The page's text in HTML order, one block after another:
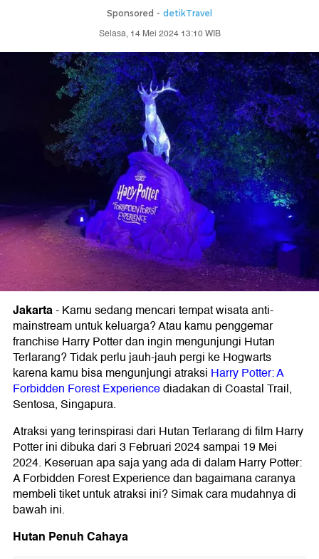
Sponsored - detikTravel
Selasa, 14 Mei 2024 13:10 WIB
Jakarta-Kamu sedang mencari tempat wisata anti-
mainstream untuk keluarga? Atau kamu penggemar
franchise Harry Potter dan ingin mengunjungi Hutan
Terlarang? Tidakperlu jauh-jauh pergi ke Hogwarts
karena kamu bisa mengunjungi atraksi Harry Potter: A
Forbidden Forest Experiencediadakan di Coastal Trail,
Sentosa, Singapura.
Atraksi yang terinspirasi dari Hutan Terlarang di film Harry
Potter ini dibuka dari 3 Februari 2024 sampai 19 Mei
2024. Keseruan apa saja yang ada di dalamHarry Potter:
A Forbidden Forest Experience dan bagaimana caranya
membeli tiket untuk atraksi ini? Simak cara mudahnya di
bawah ini.
Hutan Penuh Cahaya